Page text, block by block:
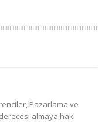
Pazarlama ve
almaya hak